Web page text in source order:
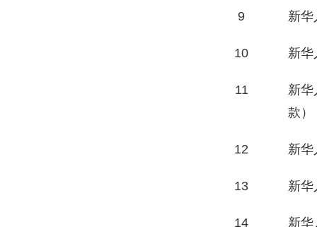
9 新华
10 新华
11
新华
款）
12 新华
13 新华
14 新华